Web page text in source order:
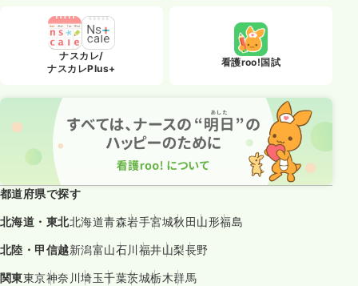
ナスカレ/
ナスカレPlus+
看護roo!国試
都道府県で探す
北海道・東北北海道青森岩手宮城秋田 山形福島
北陸・甲信越新潟富山石川 福井山梨長野
関東東京神奈川埼玉千葉茨城栃木群馬